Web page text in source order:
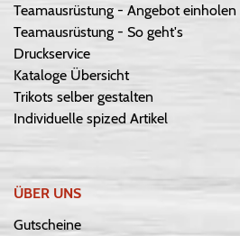
Teamausrüstung - Angebot einholen
Teamausrüstung - So geht's
Druckservice
Kataloge Übersicht
Trikots selber gestalten
Individuelle spized Artikel
ÜBER UNS
Gutscheine